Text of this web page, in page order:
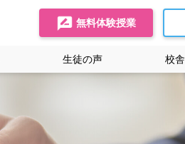
無料体験授業
生徒の声 校舎